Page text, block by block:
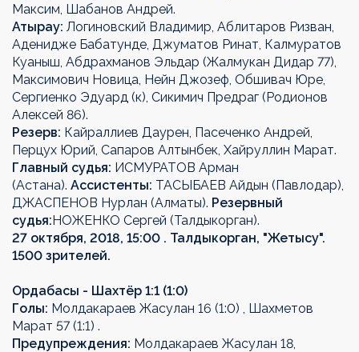
Максим, Шабанов Андрей.
Атырау: Логиновский Владимир, Аблитаров Ризван,
Аденидже Бабатунде, Джуматов Ринат, Калмуратов
Куаныш, Абдрахманов Эльдар (Жалмукан Дидар 77),
Максимович Новица, Нейн Джозеф, Обшивач Юре,
Сергиенко Эдуард (к), Сикимич Предраг (Родионов
Алексей 86).
Резерв: Кайраллиев Даурен, Пасеченко Андрей,
Перцух Юрий, Сапаров Алтынбек, Хайруллин Марат.
Главный судья: ИСМУРАТОВ Арман
(Астана). Ассистенты: ТАСЫБАЕВ Айдын (Павлодар),
ДЖАСПЕНОВ Нурлан (Алматы). Резервный
судья:НОЖЕНКО Сергей (Талдыкорган).
27 октября, 2018, 15:00 . Талдыкорган, "Жетысу".
1500 зрителей.
Ордабасы - Шахтёр 1:1 (1:0)
Голы: Молдакараев Жасулан 16 (1:0) , Шахметов
Марат 57 (1:1) .
Предупреждения: Молдакараев Жасулан 18,